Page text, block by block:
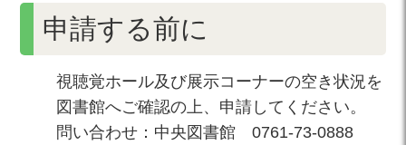
申請する前に
視聴覚ホール及び展示コーナーの空き状況を
図書館へご確認の上、申請してください。
問い合わせ：中央図書館 0761-73-0888